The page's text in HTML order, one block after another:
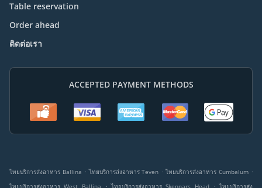
Table reservation
Order ahead
ติดต่อเรา
ACCEPTED PAYMENT METHODS
ไทยบริการส่งอาหาร Ballina . ไทยบริการส่งอาหาร Teven . ไทยบริการส่งอาหาร Cumbalum .
. .